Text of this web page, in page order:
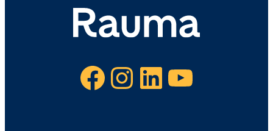
Facebook Instagram LinkedIn YouTube